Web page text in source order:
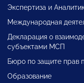
Экспертиза и
Международная
Декларация о
субъектами МСП
Бюро по защите прав
Образование